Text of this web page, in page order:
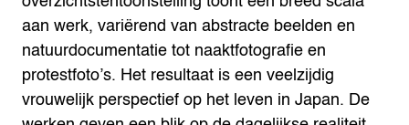
aan werk, variërend van abstracte beelden en
natuurdocumentatie tot naaktfotografie en
protestfoto’s. Het resultaat is een veelzijdig
vrouwelijk perspectief op het leven in Japan. De